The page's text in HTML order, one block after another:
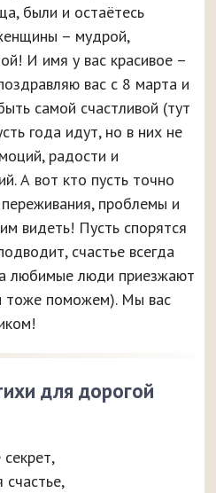
были и остаётесь
– мудрой,
И имя у вас красивое –
вас с 8 марта и
самой счастливой (тут
года идут, но в них не
радости и
А вот кто пусть точно
проблемы и
видеть! Пусть спорятся
счастье всегда
любимые люди приезжают
тоже поможем). Мы вас
для дорогой